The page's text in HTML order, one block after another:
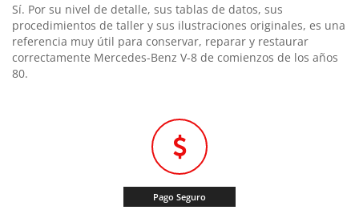
Sí. Por su nivel de detalle, sus tablas de datos, sus
procedimientos de taller y sus ilustraciones originales, es una
referencia muy útil para conservar, reparar y restaurar
correctamente Mercedes-Benz V-8 de comienzos de los años
80.
Pago Seguro